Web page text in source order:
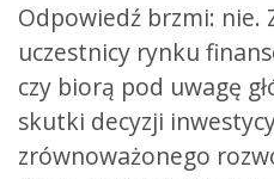
Odpowiedź brzmi: nie.
uczestnicy rynku
czy biorą pod uwagę
skutki decyzji
zrównoważonego